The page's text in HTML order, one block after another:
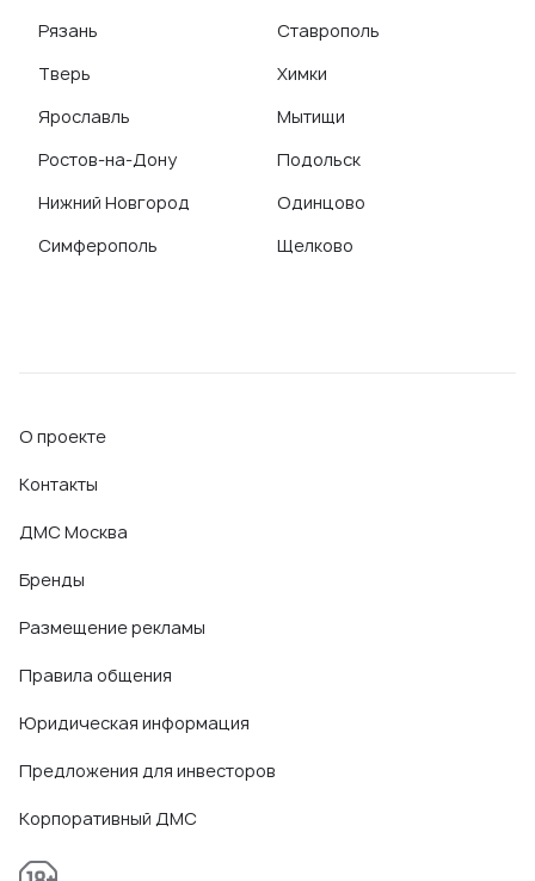
Рязань
Тверь
Ярославль
Ростов-на-Дону
Нижний Новгород
Симферополь
Ставрополь
Химки
Мытищи
Подольск
Одинцово
Щелково
О проекте
Контакты
ДМС Москва
Бренды
Размещение рекламы
Правила общения
Юридическая информация
Предложения для инвесторов
Корпоративный ДМС